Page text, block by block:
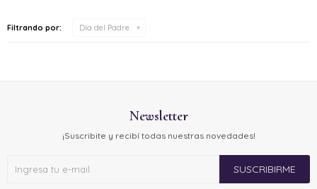
Filtrando por: Día del Padre
Newsletter
¡Suscribite y recibí todas nuestras novedades!
SUSCRIBIRME